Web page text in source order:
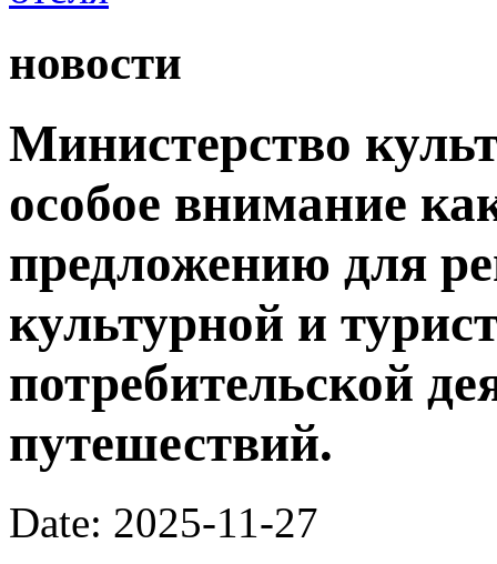
новости
Министерство
особое внимание
предложению для
культурной и
потребительской
путешествий.
Date: 2025-11-27